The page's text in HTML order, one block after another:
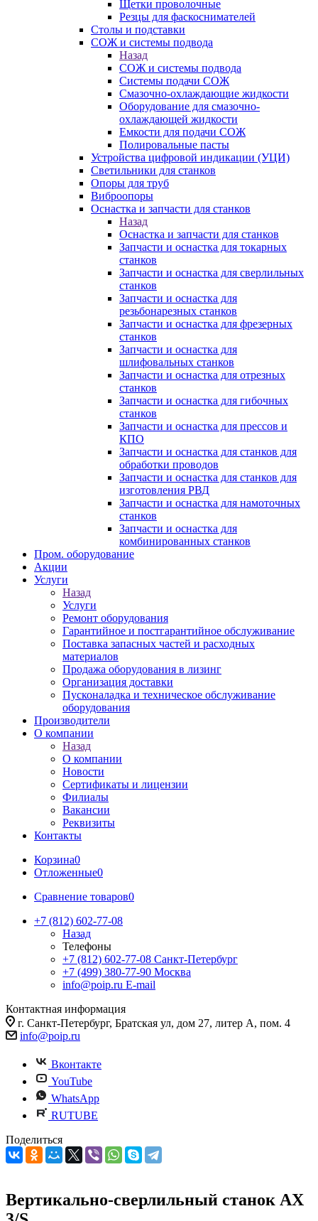
Щетки проволочные
Резцы для фаскоснимателей
Столы и подставки
СОЖ и системы подвода
Назад
СОЖ и системы подвода
Системы подачи СОЖ
Смазочно-охлаждающие жидкости
Оборудование для смазочно-
охлаждающей жидкости
Емкости для подачи СОЖ
Полировальные пасты
Устройства цифровой индикации (УЦИ)
Светильники для станков
Опоры для труб
Виброопоры
Оснастка и запчасти для станков
Назад
Оснастка и запчасти для станков
Запчасти и оснастка для токарных
станков
Запчасти и оснастка для сверлильных
станков
Запчасти и оснастка для
резьбонарезных станков
Запчасти и оснастка для фрезерных
станков
Запчасти и оснастка для
шлифовальных станков
Запчасти и оснастка для отрезных
станков
Запчасти и оснастка для гибочных
станков
Запчасти и оснастка для прессов и
КПО
Запчасти и оснастка для станков для
обработки проводов
Запчасти и оснастка для станков для
изготовления РВД
Запчасти и оснастка для намоточных
станков
Запчасти и оснастка для
комбинированных станков
Пром. оборудование
Акции
Услуги
Назад
Услуги
Ремонт оборудования
Гарантийное и постгарантийное обслуживание
Поставка запасных частей и расходных
материалов
Продажа оборудования в лизинг
Организация доставки
Пусконаладка и техническое обслуживание
оборудования
Производители
О компании
Назад
О компании
Новости
Сертификаты и лицензии
Филиалы
Вакансии
Реквизиты
Контакты
Корзина0
Отложенные0
Сравнение товаров0
+7 (812) 602-77-08
Назад
Телефоны
+7 (812) 602-77-08 Санкт-Петербург
+7 (499) 380-77-90 Москва
info@poip.ru E-mail
Контактная информация
г. Санкт-Петербург, Братская ул, дом 27, литер А, пом. 4
info@poip.ru
Вконтакте
YouTube
WhatsApp
RUTUBE
Поделиться
Вертикально-сверлильный станок AX